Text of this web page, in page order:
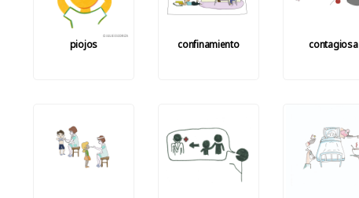
piojos confinamiento contagiosa